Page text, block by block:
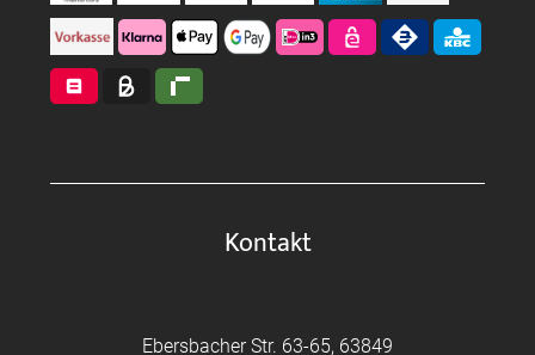
Kontakt
Ebersbacher Str. 63-65, 63849